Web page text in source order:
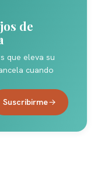
de
que eleva su
cuando
Suscribirme